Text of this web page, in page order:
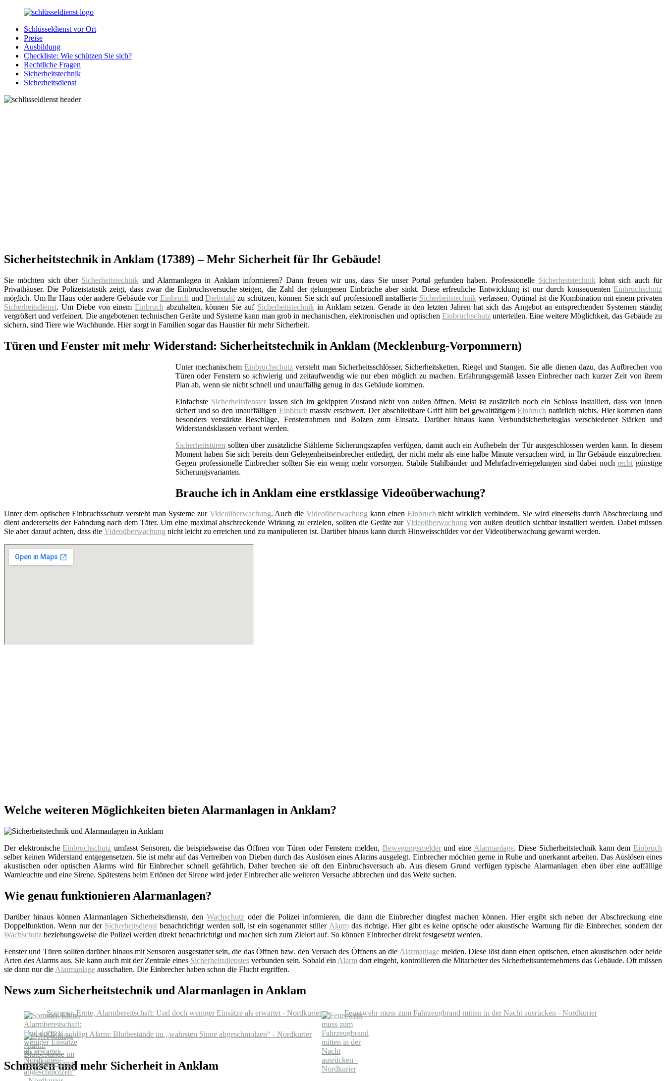
Zurück
Inhalt
SchluesseldienstDirekt.de
Ihre
Notlage
wird
gelöst!
Schlüsseldienst vor Ort
Preise
Ausbildung
Checkliste: Wie schützen Sie sich?
Rechtliche Fragen
Sicherheitstechnik
Sicherheitsdienst
Sicherheitstechnik in Anklam (17389) – Mehr Sicherheit für Ihr Gebäude!
Sie möchten sich über Sicherheitstechnik und Alarmanlagen in Anklam informieren? Dann freuen wir uns, dass Sie unser Portal gefunden haben. Professionelle Sicherheitstechniklohnt sich auch für
Privathäuser. Die Polizeistatistik zeigt, dass zwar die Einbruchsversuche steigen, die Zahl der gelungenen Einbrüche aber sinkt. Diese erfreuliche Entwicklung ist nur durch konsequenten Einbruchschutz
möglich. Um Ihr Haus oder andere Gebäude vorEinbruch undDiebstahl zu schützen, können Sie sich auf professionell installierte Sicherheitstechnikverlassen. Optimal ist die Kombination mit einem privaten
Sicherheitsdienst. Um Diebe von einem Einbruch abzuhalten, können Sie auf Sicherheitstechnik in Anklam setzen. Gerade in den letzten Jahren hat sich das Angebot an entsprechenden Systemen ständig
vergrößert und verfeinert. Die angebotenen technischen Geräte und Systeme kann man grob in mechanischen, elektronischen und optischen Einbruchschutz unterteilen. Eine weitere Möglichkeit, das Gebäude zu
sichern, sind Tiere wie Wachhunde. Hier sorgt in Familien sogar das Haustier für mehr Sicherheit.
Türen und Fenster mit mehr Widerstand: Sicherheitstechnik in Anklam (Mecklenburg-Vorpommern)
Unter mechanischemEinbruchschutz versteht man Sicherheitsschlösser, Sicherheitsketten, Riegel und Stangen. Sie alle dienen dazu, das Aufbrechen von
Türen oder Fenstern so schwierig und zeitaufwendig wie nur eben möglich zu machen. Erfahrungsgemäß lassen Einbrecher nach kurzer Zeit von ihrem
Plan ab, wenn sie nicht schnell und unauffällig genug in das Gebäude kommen.
Einfachste Sicherheitsfensterlassen sich im gekippten Zustand nicht von außen öffnen. Meist ist zusätzlich noch ein Schloss installiert, dass von innen
sichert und so den unauffälligen Einbruch massiv erschwert. Der abschließbare Griff hilft bei gewalttätigemEinbruch natürlich nichts. Hier kommen dann
besonders verstärkte Beschläge, Fensterrahmen und Bolzen zum Einsatz. Darüber hinaus kann Verbundsicherheitsglas verschiedener Stärken und
Widerstandsklassen verbaut werden.
Sicherheitstüren sollten über zusätzliche Stählerne Sicherungszapfen verfügen, damit auch ein Aufhebeln der Tür ausgeschlossen werden kann. In diesem
Moment haben Sie sich bereits dem Gelegenheitseinbrecher entledigt, der nicht mehr als eine halbe Minute versuchen wird, in Ihr Gebäude einzubrechen.
Gegen professionelle Einbrecher sollten Sie ein wenig mehr vorsorgen. Stabile Stahlbänder und Mehrfachverriegelungen sind dabei nochrecht günstige
Sicherungsvarianten.
Brauche ich in Anklam eine erstklassige Videoüberwachung?
Unter dem optischen Einbruchsschutz versteht man Systeme zur Videoüberwachung. Auch dieVideoüberwachung kann einen Einbruchnicht wirklich verhindern. Sie wird einerseits durch Abschreckung und
dient andererseits der Fahndung nach dem Täter. Um eine maximal abschreckende Wirkung zu erzielen, sollten die Geräte zurVideoüberwachung von außen deutlich sichtbar installiert werden. Dabei müssen
Sie aber darauf achten, dass die Videoüberwachung nicht leicht zu erreichen und zu manipulieren ist. Darüber hinaus kann durch Hinweisschilder vor der Videoüberwachung gewarnt werden.
Welche weiteren Möglichkeiten bieten Alarmanlagen in Anklam?
Der elektronischeEinbruchschutz umfasst Sensoren, die beispielsweise das Öffnen von Türen oder Fenstern melden, Bewegungsmelderund eine Alarmanlage. Diese Sicherheitstechnik kann demEinbruch
selber keinen Widerstand entgegensetzen. Sie ist mehr auf das Vertreiben von Dieben durch das Auslösen eines Alarms ausgelegt. Einbrecher möchten gerne in Ruhe und unerkannt arbeiten. Das Auslösen eines
akustischen oder optischen Alarms wird für Einbrecher schnell gefährlich. Daher brechen sie oft den Einbruchsversuch ab. Aus diesem Grund verfügen typische Alarmanlagen eben über eine auffällige
Warnleuchte und eine Sirene. Spätestens beim Ertönen der Sirene wird jeder Einbrecher alle weiteren Versuche abbrechen und das Weite suchen.
Wie genau funktionieren Alarmanlagen?
Darüber hinaus können Alarmanlagen Sicherheitsdienste, denWachschutz oder die Polizei informieren, die dann die Einbrecher dingfest machen können. Hier ergibt sich neben der Abschreckung eine
Doppelfunktion. Wenn nur der Sicherheitsdienst benachrichtigt werden soll, ist ein sogenannter stiller Alarmdas richtige. Hier gibt es keine optische oder akustische Warnung für die Einbrecher, sondern der
Wachschutz beziehungsweise die Polizei werden direkt benachrichtigt und machen sich zum Zielort auf. So können Einbrecher direkt festgesetzt werden.
Fenster und Türen sollten darüber hinaus mit Sensoren ausgestattet sein, die das Öffnen bzw. den Versuch des Öffnens an die Alarmanlagemelden. Diese löst dann einen optischen, einen akustischen oder beide
Arten des Alarms aus. Sie kann auch mit der Zentrale eines Sicherheitsdienstes verbunden sein. Sobald ein Alarm dort eingeht, kontrollieren die Mitarbeiter des Sicherheitsunternehmens das Gebäude. Oft müssen
sie dann nur die Alarmanlage ausschalten. Die Einbrecher haben schon die Flucht ergriffen.
News zum Sicherheitstechnik und Alarmanlagen in Anklam
Sommer, Ernte, Alarmbereitschaft: Und doch weniger Einsätze als erwartet - Nordkurier Feuerwehr muss zum Fahrzeugbrand mitten in der Nacht ausrücken - Nordkurier
DRK schlägt Alarm: Blutbestände im „wahrsten Sinne abgeschmolzen“ - Nordkurier
Schmusen und mehr Sicherheit in Anklam